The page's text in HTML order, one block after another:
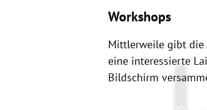
Workshops
Mittlerweile gibt die
eine interessierte
Bildschirm